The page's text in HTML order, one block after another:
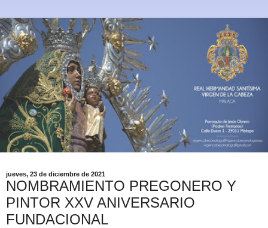
jueves, 23 de diciembre de 2021
NOMBRAMIENTO PREGONERO Y
PINTOR XXV ANIVERSARIO
FUNDACIONAL